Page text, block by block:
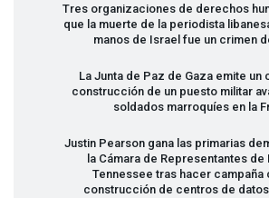
Tres organizaciones de derechos
que la muerte de la periodista
manos de Israel fue un crimen
La Junta de Paz de Gaza emite un
construcción de un puesto militar
soldados marroquíes en la
Justin Pearson gana las primarias
la Cámara de Representantes de
Tennessee tras hacer campaña
construcción de centros de